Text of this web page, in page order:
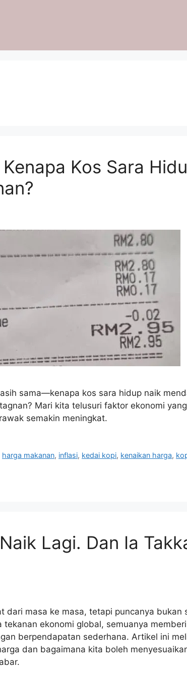
Kos Sara
sama—kenapa kos sara hidup naik
Mari kita telusuri faktor ekonomi
semakin meningkat.
harga makanan, inflasi, kedai kopi, kenaikan harga,
Lagi. Dan Ia
dari masa ke masa, tetapi puncanya bukan
tekanan ekonomi global, semuanya
berpendapatan sederhana. Artikel ini
dan bagaimana kita boleh